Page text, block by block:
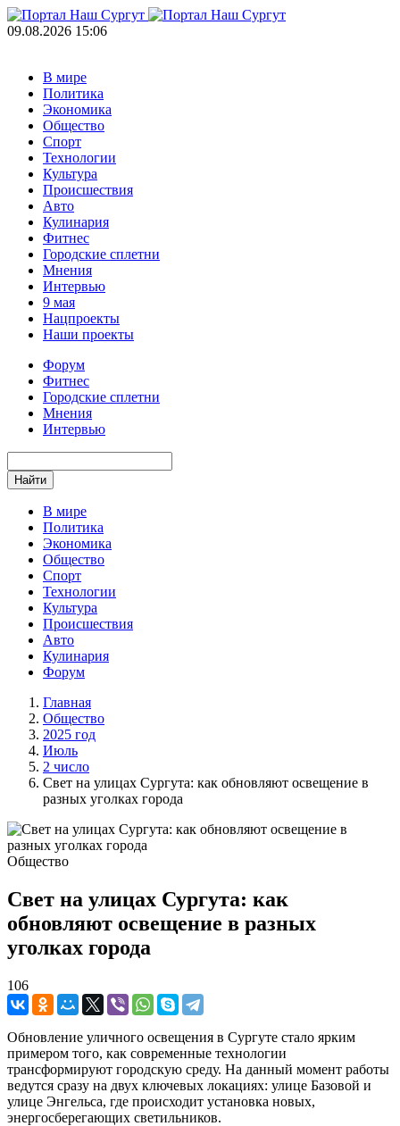
09.08.2026 15:06
В мире
Политика
Экономика
Общество
Спорт
Технологии
Культура
Происшествия
Авто
Кулинария
Фитнес
Городские сплетни
Мнения
Интервью
9 мая
Нацпроекты
Наши проекты
Форум
Фитнес
Городские сплетни
Мнения
Интервью
Найти
В мире
Политика
Экономика
Общество
Спорт
Технологии
Культура
Происшествия
Авто
Кулинария
Форум
Главная
Общество
2025 год
Июль
2 число
Свет на улицах Сургута: как обновляют освещение в
разных уголках города
Общество
Свет на улицах Сургута: как
обновляют освещение в разных
уголках города
106
Обновление уличного освещения в Сургуте стало ярким
примером того, как современные технологии
трансформируют городскую среду. На данный момент работы
ведутся сразу на двух ключевых локациях: улице Базовой и
улице Энгельса, где происходит установка новых,
энергосберегающих светильников.